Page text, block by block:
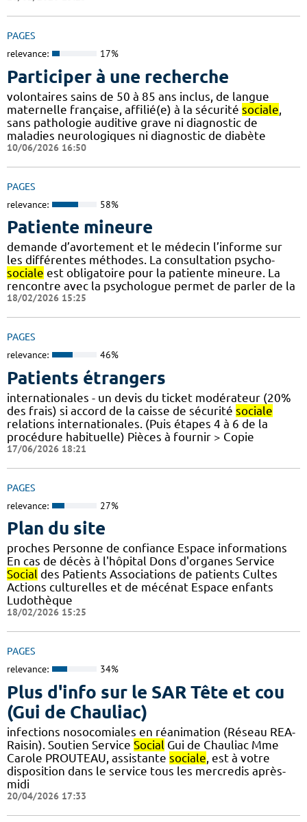
PAGES
relevance: 17%
Participer à une recherche
volontaires sains de 50 à 85 ans inclus, de langue
maternelle française, affilié(e) à la sécurité sociale
sans pathologie auditive grave ni diagnostic de
maladies neurologiques ni diagnostic de diabète
10/06/2026 16:50
PAGES
relevance: 58%
Patiente mineure
demande d’avortement et le médecin l’informe sur
les différentes méthodes. La consultation psycho-
sociale est obligatoire pour la patiente mineure. La
rencontre avec la psychologue permet de parler de la
18/02/2026 15:25
PAGES
relevance: 46%
Patients étrangers
internationales - un devis du ticket modérateur (20%
des frais) si accord de la caisse de sécurité sociale
relations internationales. (Puis étapes 4 à 6 de la
procédure habituelle) Pièces à fournir > Copie
17/06/2026 18:21
PAGES
relevance: 27%
Plan du site
proches Personne de confiance Espace informations
En cas de décès à l'hôpital Dons d'organes Service
Social des Patients Associations de patients Cultes
Actions culturelles et de mécénat Espace enfants
Ludothèque
18/02/2026 15:25
PAGES
relevance: 34%
Plus d'info sur le SAR Tête et cou
(Gui de Chauliac)
infections nosocomiales en réanimation (Réseau REA-
Raisin). Soutien Service Social Gui de Chauliac Mme
Carole PROUTEAU, assistante sociale , est à votre
disposition dans le service tous les mercredis après-
midi
20/04/2026 17:33